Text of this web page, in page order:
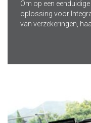
Om op een
oplossing voor
van verzekeringen,